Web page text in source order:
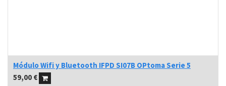
Módulo Wifi y Bluetooth IFPD SI07B OPtoma Serie 5
59,00 €